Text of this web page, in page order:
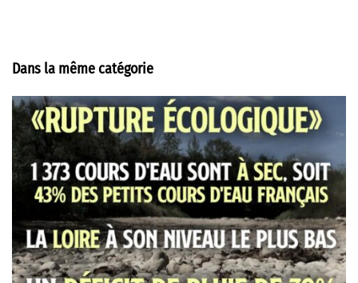
Dans la même catégorie